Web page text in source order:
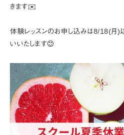
きます✉️
体験レッスンのお申し込みは8/18(月)
いいたします😊